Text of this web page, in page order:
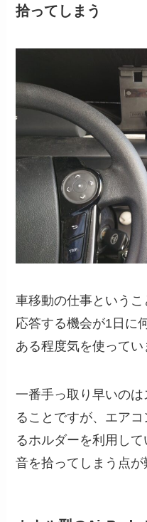
拾ってしまう
車移動の仕事という
応答する機会が1日に
ある程度気を使ってい
一番手っ取り早いの
ることですが、エア
るホルダーを利用し
音を拾ってしまう点が